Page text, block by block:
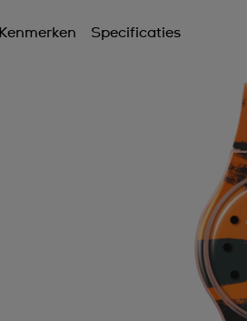
Kenmerken Specificaties